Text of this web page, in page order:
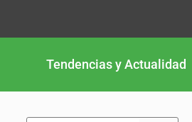
Tendencias y Actualidad